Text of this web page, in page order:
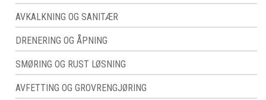
AVKALKNING OG SANITÆR
DRENERING OG ÅPNING
SMØRING OG RUST LØSNING
AVFETTING OG GROVRENGJØRING